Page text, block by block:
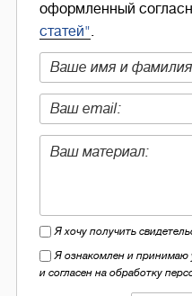
оформленный
статей".
Я хочу получить
Я ознакомлен и принимаю
и согласен на обработку